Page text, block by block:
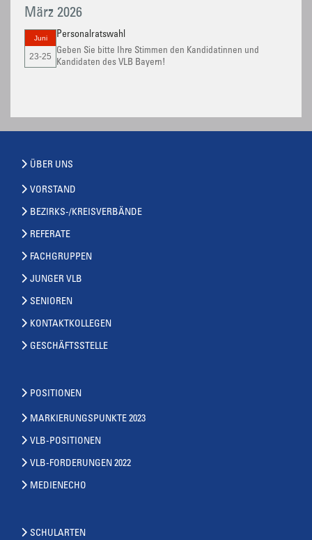
März 2026
Juni
23-25
Personalratswahl
Geben Sie bitte Ihre Stimmen den Kandidatinnen und
Kandidaten des VLB Bayern!
ÜBER UNS
VORSTAND
BEZIRKS-/KREISVERBÄNDE
REFERATE
FACHGRUPPEN
JUNGER VLB
SENIOREN
KONTAKTKOLLEGEN
GESCHÄFTSSTELLE
POSITIONEN
MARKIERUNGSPUNKTE 2023
VLB-POSITIONEN
VLB-FORDERUNGEN 2022
MEDIENECHO
SCHULARTEN